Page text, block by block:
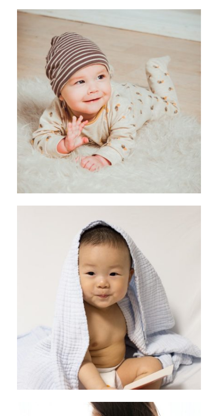
moedermelk